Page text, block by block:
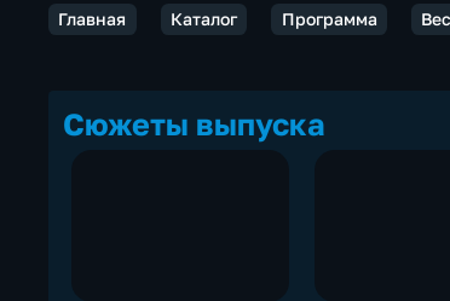
Главная Каталог Программа
Сюжеты выпуска